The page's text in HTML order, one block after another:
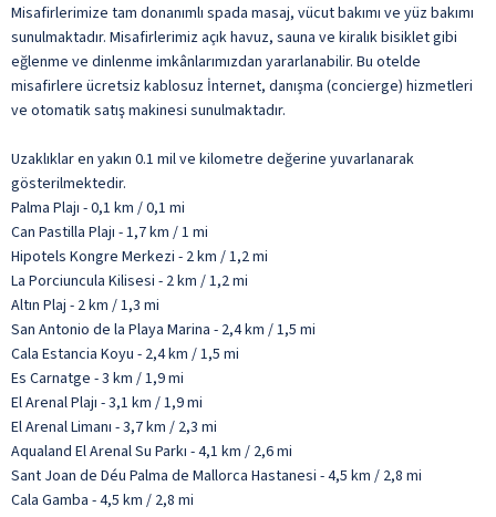
Misafirlerimize tam donanımlı spada masaj, vücut bakımı ve yüz bakımı
sunulmaktadır. Misafirlerimiz açık havuz, sauna ve kiralık bisiklet gibi
eğlenme ve dinlenme imkânlarımızdan yararlanabilir. Bu otelde
misafirlere ücretsiz kablosuz İnternet, danışma (concierge) hizmetleri
ve otomatik satış makinesi sunulmaktadır.
Uzaklıklar en yakın 0.1 mil ve kilometre değerine yuvarlanarak
gösterilmektedir.
Palma Plajı - 0,1 km / 0,1 mi
Can Pastilla Plajı - 1,7 km / 1 mi
Hipotels Kongre Merkezi - 2 km / 1,2 mi
La Porciuncula Kilisesi - 2 km / 1,2 mi
Altın Plaj - 2 km / 1,3 mi
San Antonio de la Playa Marina - 2,4 km / 1,5 mi
Cala Estancia Koyu - 2,4 km / 1,5 mi
Es Carnatge - 3 km / 1,9 mi
El Arenal Plajı - 3,1 km / 1,9 mi
El Arenal Limanı - 3,7 km / 2,3 mi
Aqualand El Arenal Su Parkı - 4,1 km / 2,6 mi
Sant Joan de Déu Palma de Mallorca Hastanesi - 4,5 km / 2,8 mi
Cala Gamba - 4,5 km / 2,8 mi